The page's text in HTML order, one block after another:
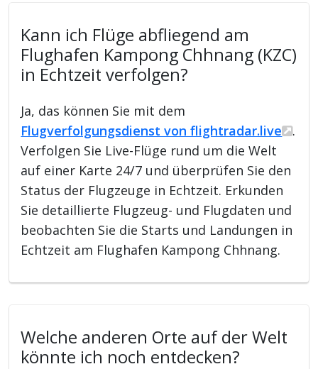
Kann ich Flüge abfliegend am
Flughafen Kampong Chhnang (KZC)
in Echtzeit verfolgen?
Ja, das können Sie mit dem
Flugverfolgungsdienst von flightradar.live
.
Verfolgen Sie Live-Flüge rund um die Welt
auf einer Karte 24/7 und überprüfen Sie den
Status der Flugzeuge in Echtzeit. Erkunden
Sie detaillierte Flugzeug- und Flugdaten und
beobachten Sie die Starts und Landungen in
Echtzeit am Flughafen Kampong Chhnang.
Welche anderen Orte auf der Welt
könnte ich noch entdecken?